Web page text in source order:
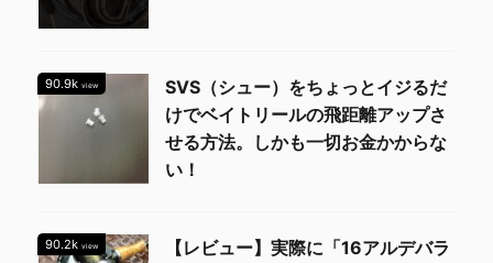
90.9k view
SVS（シュー）をちょっとイジるだ
けでベイトリールの飛距離アップさ
せる方法。しかも一切お金かからな
い！
90.2k view
【レビュー】実際に「16アルデバラ